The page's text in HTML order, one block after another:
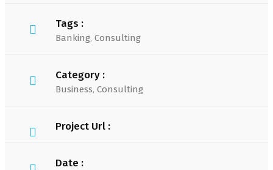
Tags :
Banking, Consulting
Category :
Business, Consulting
Project Url :
Date :